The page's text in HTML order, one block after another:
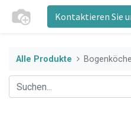
Kontaktieren Sie
Alle Produkte